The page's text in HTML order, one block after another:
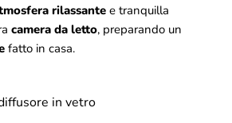
rilassante e tranquilla
camera da letto, preparando un
fatto in casa.
in vetro